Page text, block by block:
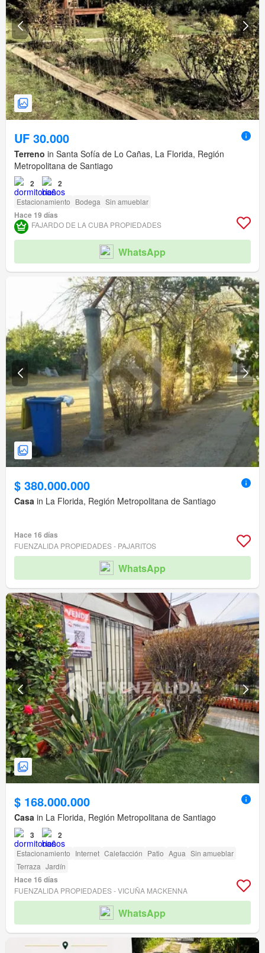
UF 30.000
Terreno in Santa Sofía de Lo Cañas, La Florida, Región
Metropolitana de Santiago
2 2
Estacionamiento Bodega Sin amueblar
Hace 19 días
FAJARDO DE LA CUBA PROPIEDADES
WhatsApp
$ 380.000.000
Casa in La Florida, Región Metropolitana de Santiago
Hace 16 días
FUENZALIDA PROPIEDADES - PAJARITOS
WhatsApp
$ 168.000.000
Casa in La Florida, Región Metropolitana de Santiago
3 2
Estacionamiento Internet Calefacción Patio Agua Sin amueblar
Terraza Jardín
Hace 16 días
FUENZALIDA PROPIEDADES - VICUÑA MACKENNA
WhatsApp